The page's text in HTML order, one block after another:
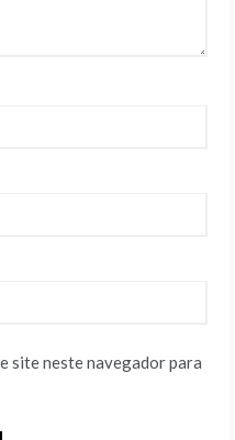
site neste navegador para